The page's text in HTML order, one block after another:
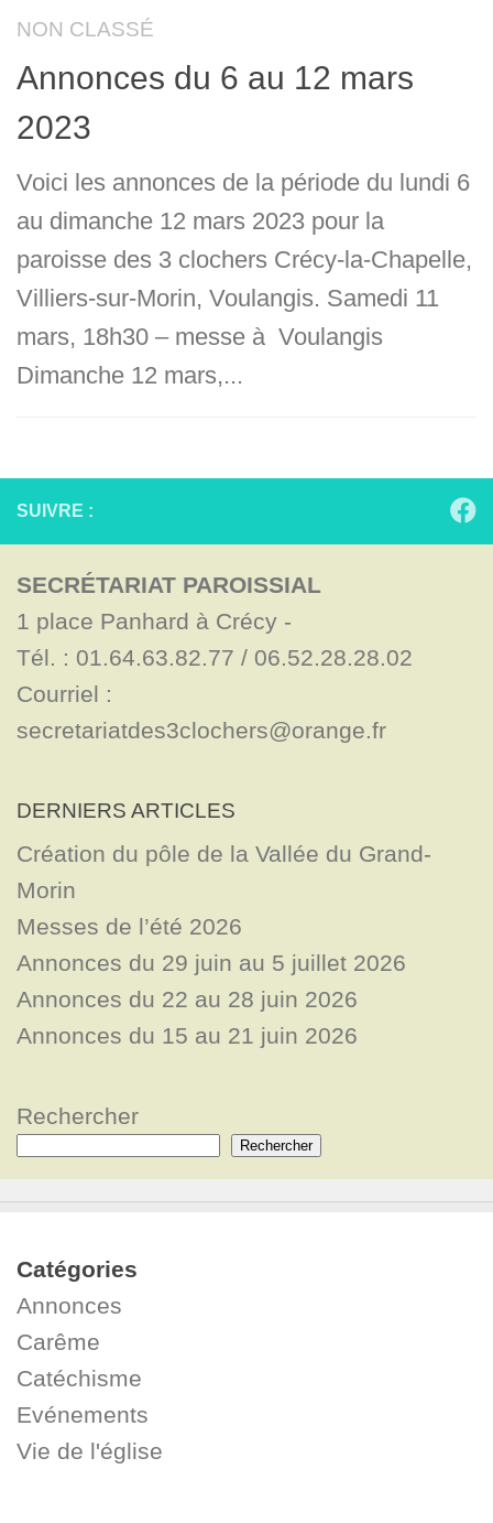
NON CLASSÉ
Annonces du 6 au 12 mars
2023
Voici les annonces de la période du lundi 6
au dimanche 12 mars 2023 pour la
paroisse des 3 clochers Crécy-la-Chapelle,
Villiers-sur-Morin, Voulangis. Samedi 11
mars, 18h30 – messe à Voulangis
Dimanche 12 mars,...
SUIVRE :
SECRÉTARIAT PAROISSIAL
1 place Panhard à Crécy -
Tél. : 01.64.63.82.77 / 06.52.28.28.02
Courriel :
secretariatdes3clochers@orange.fr
DERNIERS ARTICLES
Création du pôle de la Vallée du Grand-
Morin
Messes de l’été 2026
Annonces du 29 juin au 5 juillet 2026
Annonces du 22 au 28 juin 2026
Annonces du 15 au 21 juin 2026
Rechercher
Rechercher
Catégories
Annonces
Carême
Catéchisme
Evénements
Vie de l'église